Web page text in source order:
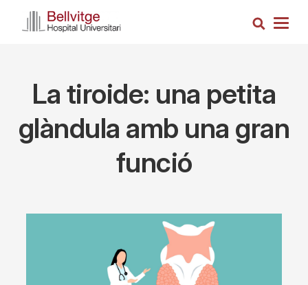
Search
La tiroide: una petita
glàndula amb una gran
funció